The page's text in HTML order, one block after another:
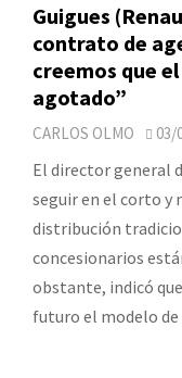
Guigues
contrato de
creemos que
agotado”
CARLOS OLMO 03/
El director general
seguir en el corto y
distribución
concesionarios
obstante, indicó
futuro el modelo de